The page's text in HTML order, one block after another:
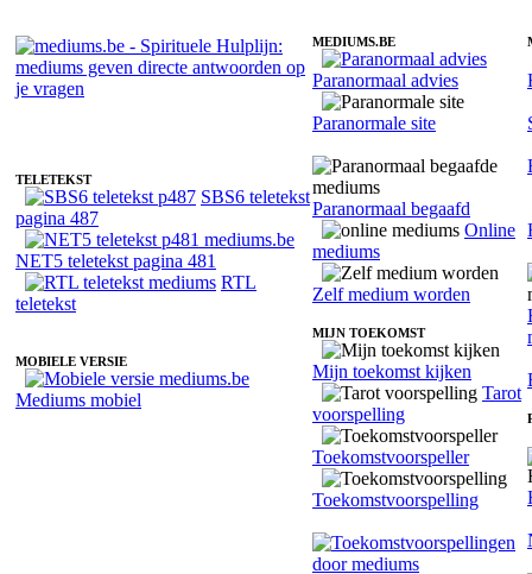
TELETEKST
SBS6 teletekst
pagina 487
NET5 teletekst pagina 481
RTL
teletekst
MOBIELE VERSIE
Mediums mobiel
MEDIUMS.BE
Paranormaal advies
Paranormale site
Paranormaal begaafd
Online
mediums
Zelf medium worden
MIJN TOEKOMST
Mijn toekomst kijken
Tarot
voorspelling
Toekomstvoorspeller
Toekomstvoorspelling